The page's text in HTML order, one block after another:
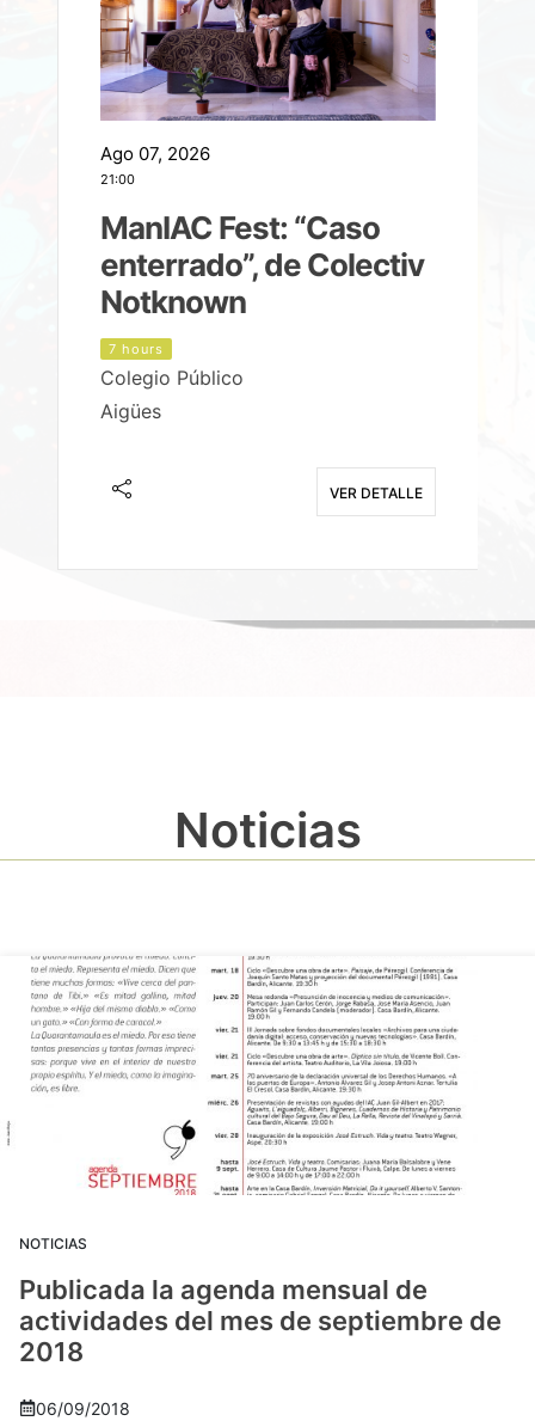
Ago 07, 2026
21:00
ManIAC Fest: “Caso
enterrado”, de Colectiv
Notknown
7 hours
Colegio Público
Aigües
VER DETALLE
Noticias
NOTICIAS
Publicada la agenda mensual de
actividades del mes de septiembre de
2018
06/09/2018